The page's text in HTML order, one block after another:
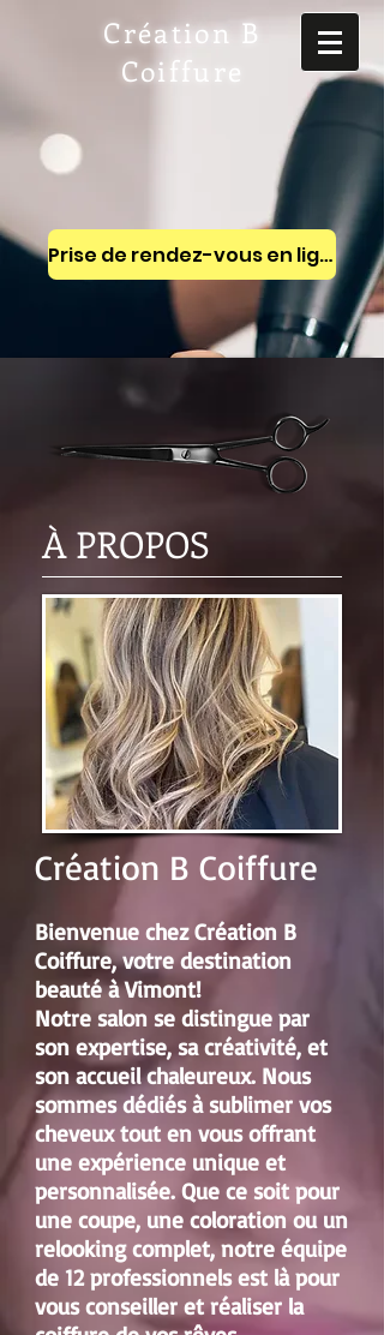
Création B
Coiffure
Prise de rendez-vous en ligne
À PROPOS
Création B Coiffure
Bienvenue chez Création B
Coiffure, votre destination
beauté à Vimont!
Notre salon se distingue par
son expertise, sa créativité, et
son accueil chaleureux. Nous
sommes dédiés à sublimer vos
cheveux tout en vous offrant
une expérience unique et
personnalisée. Que ce soit pour
une coupe, une coloration ou un
relooking complet, notre équipe
de 12 professionnels est là pour
vous conseiller et réaliser la